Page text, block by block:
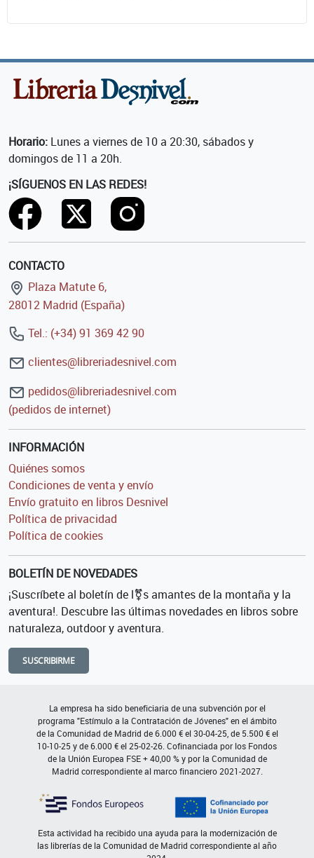
Horario: Lunes a viernes de 10 a 20:30, sábados y
domingos de 11 a 20h.
¡SÍGUENOS EN LAS REDES!
CONTACTO
Plaza Matute 6,
28012 Madrid (España)
Tel.: (+34) 91 369 42 90
clientes@libreriadesnivel.com
pedidos@libreriadesnivel.com
(pedidos de internet)
INFORMACIÓN
Quiénes somos
Condiciones de venta y envío
Envío gratuito en libros Desnivel
Política de privacidad
Política de cookies
BOLETÍN DE NOVEDADES
¡Suscríbete al boletín de l⚧s amantes de la montaña y la
aventura!. Descubre las últimas novedades en libros sobre
naturaleza, outdoor y aventura.
SUSCRIBIRME
La empresa ha sido beneficiaria de una subvención por el
programa "Estímulo a la Contratación de Jóvenes" en el ámbito
de la Comunidad de Madrid de 6.000 € el 30-04-25, de 5.500 € el
10-10-25 y de 6.000 € el 25-02-26. Cofinanciada por los Fondos
de la Unión Europea FSE + 40,00 % y por la Comunidad de
Madrid correspondiente al marco financiero 2021-2027.
Esta actividad ha recibido una ayuda para la modernización de
las librerías de la Comunidad de Madrid correspondiente al año